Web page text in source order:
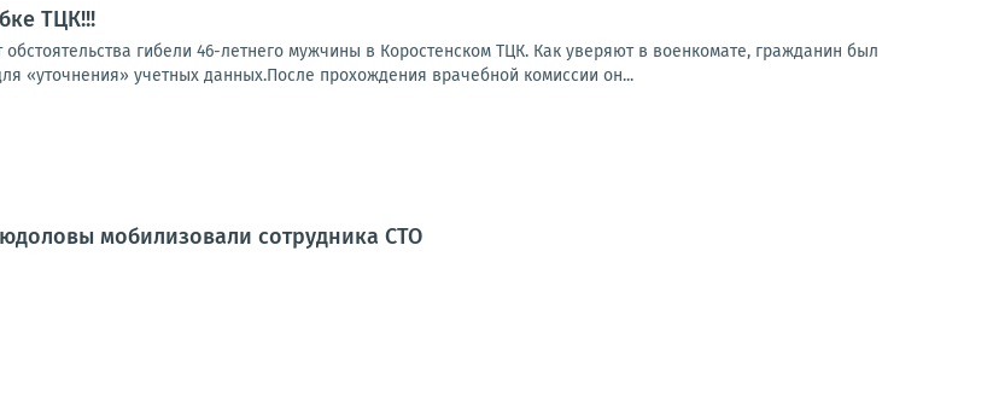
ТЦК!!!
гибели 46-летнего мужчины в Коростенском ТЦК. Как уверяют в военкомате, гражданин был
«уточнения» учетных данных.После прохождения врачебной комиссии он...
мобилизовали сотрудника СТО